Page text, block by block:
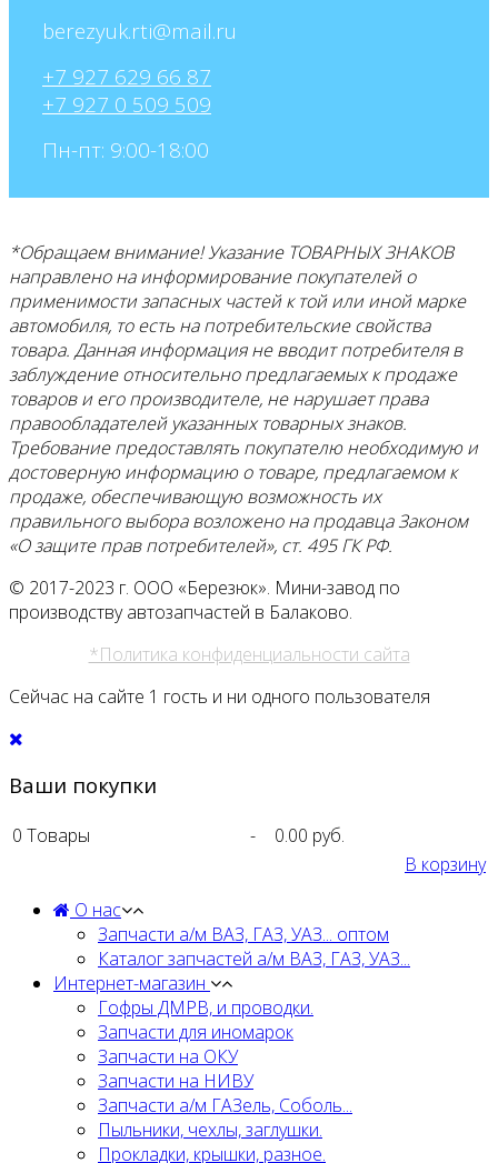
+7 927 629 66 87
+7 927 0 509 509
Пн-пт: 9:00-18:00
*Обращаем внимание! Указание ТОВАРНЫХ ЗНАКОВ
направлено на информирование покупателей о
применимости запасных частей к той или иной марке
автомобиля, то есть на потребительские свойства
товара. Данная информация не вводит потребителя в
заблуждение относительно предлагаемых к продаже
товаров и егопроизводителе, не нарушает права
правообладателей указанных товарных знаков.
Требование предоставлять покупателю необходимую и
достоверную информацию о товаре, предлагаемом к
продаже, обеспечивающую возможность их
правильного выбора возложено на продавца Законом
«О защите прав потребителей», ст. 495 ГК РФ.
© 2017-2023 г. ООО «Березюк». Мини-завод по
производству автозапчастей в Балаково.
*Политика конфиденциальности сайта
Сейчас на сайте 1 гость и ни одного пользователя
Ваши покупки
0 Товары -
0.00 руб.
В корзину
О нас
Запчасти а/м ВАЗ, ГАЗ, УАЗ... оптом
Каталог запчастей а/м ВАЗ, ГАЗ, УАЗ...
Интернет-магазин
Гофры ДМРВ, и проводки.
Запчасти для иномарок
Запчасти на ОКУ
Запчасти на НИВУ
Запчасти а/м ГАЗель, Соболь...
Пыльники, чехлы, заглушки.
Прокладки, крышки, разное.